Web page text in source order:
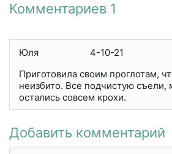
Комментариев 1
Юля 4-10-21
Приготовила своим проглотам,
неизбито. Все подчистую съели,
остались совсем крохи.
Добавить комментарий